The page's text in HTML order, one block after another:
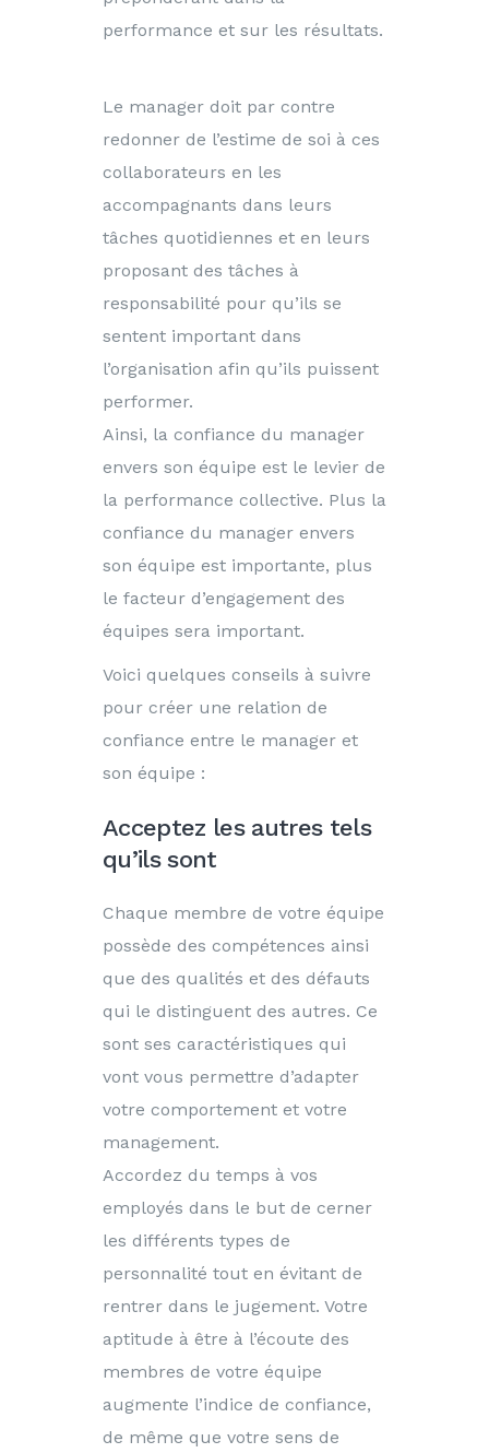
performance et sur les résultats.
Le manager doit par contre
redonner de l’estime de soi à ces
collaborateurs en les
accompagnants dans leurs
tâches quotidiennes et en leurs
proposant des tâches à
responsabilité pour qu’ils se
sentent important dans
l’organisation afin qu’ils puissent
performer.
Ainsi, la confiance du manager
envers son équipe est le levier de
la performance collective. Plus la
confiance du manager envers
son équipe est importante, plus
le facteur d’engagement des
équipes sera important.
Voici quelques conseils à suivre
pour créer une relation de
confiance entre le manager et
son équipe :
Acceptez les autres tels
qu’ils sont
Chaque membre de votre équipe
possède des compétences ainsi
que des qualités et des défauts
qui le distinguent des autres. Ce
sont ses caractéristiques qui
vont vous permettre d’adapter
votre comportement et votre
management.
Accordez du temps à vos
employés dans le but de cerner
les différents types de
personnalité tout en évitant de
rentrer dans le jugement. Votre
aptitude à être à l’écoute des
membres de votre équipe
augmente l’indice de confiance,
de même que votre sens de